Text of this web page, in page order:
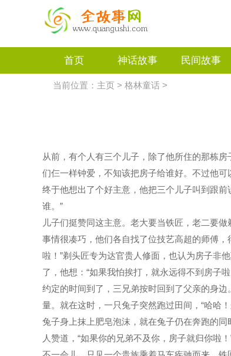
首页 神话故事 民间故事
当前位置： 主页 > 格林童话 >
从前，有个人有三个儿子，除了他所住的那栋
们仨一样钟爱，不知该把房子给谁好。不过他
终于他想出了个好主意，他把三个儿子叫到跟
谁。”
儿子们挺赞同这主意。老大要当铁匠，老二要
事情很凑巧，他们各自找了位技艺高超的师傅
啦！”剃头匠专为达官贵人修面，也认为房子非
了，他想：“如果我怕挨打，就永远得不到房子啦
约定的时间到了，三兄弟按时回到了父亲的身
量。就在这时，一只兔子突然跑过田间，“哈哈
兔子身上抹上肥皂泡沫，就在兔子仍在奔跑的
人赞道，“如果你的兄弟不及你，房子就归你啦！